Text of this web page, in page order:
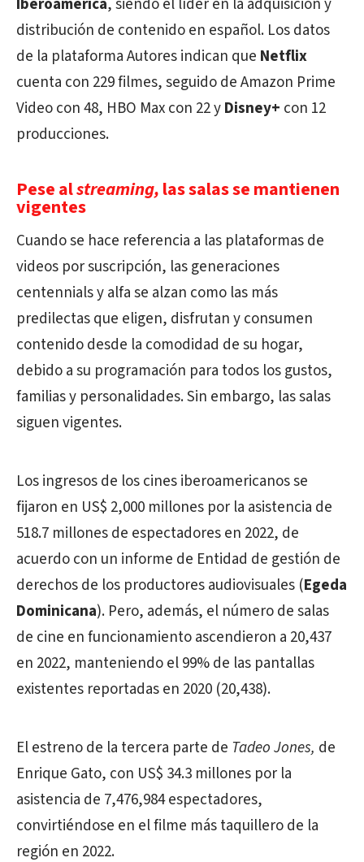
Iberoamérica, siendo el líder en la adquisición y
distribución de contenido en español. Los datos
de la plataforma Autores indican que Netflix
cuenta con 229 filmes, seguido de Amazon Prime
Video con 48, HBO Max con 22 yDisney+ con 12
producciones.
Pese alstreaming,las salas se mantienen
vigentes
Cuando se hace referencia a las plataformas de
videos por suscripción, las generaciones
centennials y alfa se alzan como las más
predilectas que eligen, disfrutan y consumen
contenido desde la comodidad de su hogar,
debido a su programación para todos los gustos,
familias y personalidades. Sin embargo, las salas
siguen vigentes.
Los ingresos de los cines iberoamericanos se
fijaron en US$ 2,000 millones por la asistencia de
518.7 millones de espectadores en 2022, de
acuerdo con un informe de Entidad de gestión de
derechos de los productores audiovisuales (Egeda
Dominicana). Pero, además, el número de salas
de cine en funcionamiento ascendieron a 20,437
en 2022, manteniendo el 99% de las pantallas
existentes reportadas en 2020 (20,438).
El estreno de la tercera parte de Tadeo Jones, de
Enrique Gato, con US$ 34.3 millones por la
asistencia de 7,476,984 espectadores,
convirtiéndose en el filme más taquillero de la
región en 2022.